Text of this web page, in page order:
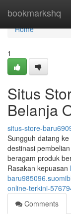
bookmarkshq
Home
Home
1
Situs
Belanja
situs-store-
Sungguh datang
destinasi
beragam produk
Rasakan kepuasan
online-terkini-
Comments